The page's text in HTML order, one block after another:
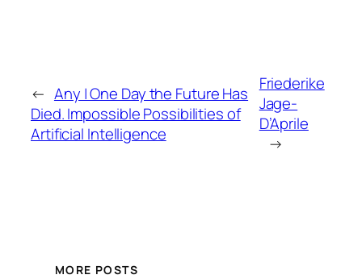
← Any | One Day the Future Has
Died. Impossible Possibilities of
Artificial Intelligence
Friederike
Jage-
D’Aprile
→
MORE POSTS